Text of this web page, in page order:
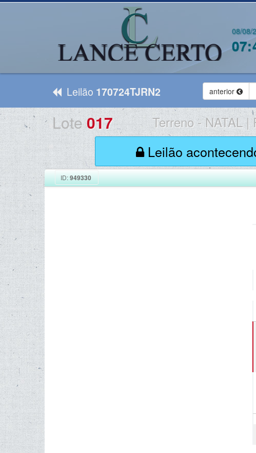
08/08/
Leilão 170724TJRN2 anterior
Lote017 Terreno-NATAL |
Leilão
ID:949330